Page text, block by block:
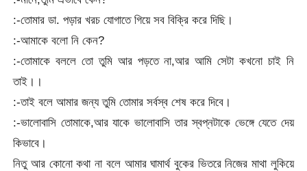
:-তোমার ডা. পড়ার খরচ যোগাতে গিয়ে সব বিক্রি করে দিছি।
:-আমাকে বলো নি কেন?
:-তোমাকে বললে তো তুমি আর পড়তে না,আর আমি সেটা কখনো চাই নি
তাই।।
:-তাই বলে আমার জন্য তুমি তোমার সর্বস্ব শেষ করে দিবে।
:-ভালোবাসি তোমাকে,আর যাকে ভালোবাসি তার স্বপ্নটাকে ভেঙ্গে যেতে দেয়
কিভাবে।
নিতু আর কোনো কথা না বলে আমার ঘামার্থ বুকের ভিতরে নিজের মাথা লুকিয়ে